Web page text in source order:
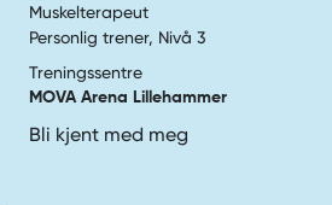
Muskelterapeut
Personlig trener, Nivå 3
Treningssentre
MOVA Arena Lillehammer
Bli kjent med meg